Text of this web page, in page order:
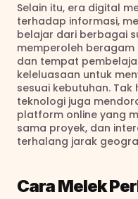
Selain itu, era digital
terhadap informasi,
belajar dari berbagai
memperoleh beragam
dan tempat
keleluasaan untuk
sesuai kebutuhan.
teknologi juga
platform online yang
sama proyek, dan
terhalang jarak
Cara Melek